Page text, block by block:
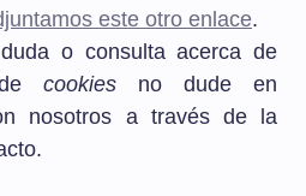
este otro enlace.
o consulta acerca de
cookies no dude en
nosotros a través de la